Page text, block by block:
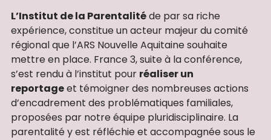
L’Institut de la Parentalitéde par sa riche
expérience, constitue un acteur majeur du comité
régional que l’ARS Nouvelle Aquitaine souhaite
mettre en place. France 3, suite à la conférence,
s’est rendu à l’institut pour réaliser un
reportageet témoigner des nombreuses actions
d’encadrement des problématiques familiales,
proposées par notre équipe pluridisciplinaire. La
parentalité y est réfléchie et accompagnée sous le